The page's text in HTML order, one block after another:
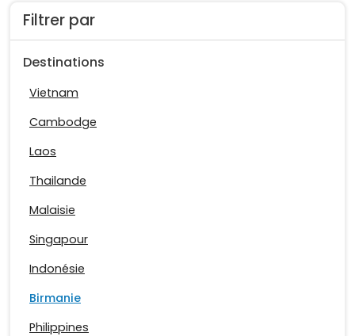
Filtrer par
Destinations
Vietnam
Cambodge
Laos
Thailande
Malaisie
Singapour
Indonésie
Birmanie
Philippines